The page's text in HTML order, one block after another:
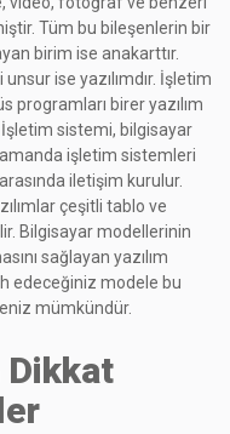
Tüm bu bileşenlerin bir
birim ise anakarttır.
ise yazılımdır. İşletim
programları birer yazılım
sistemi, bilgisayar
işletim sistemleri
iletişim kurulur.
çeşitli tablo ve
Bilgisayar modellerinin
sağlayan yazılım
edeceğiniz modele bu
mümkündür.
Dikkat